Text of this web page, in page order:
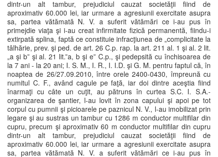
dintr-un alt tambur, prejudiciul cauzat societăţii fiind de
aproximativ 60.000 lei, iar urmare a agresiunii exercitate asupra
sa, partea vătămată N. V. a suferit vătămări ce i-au pus în
primejdie viaţa şi i-au creat infirmitate fizică permanentă, fiindu-i
extirpată splina, faptă ce constituie infracţiunea de „complicitate la
tâlhărie, prev. şi ped. de art. 26 C.p. rap. la art. 211 al. 1 şi al. 2 lit.
„a şi b” şi al. 21 lit.”a, b şi e” C.p., şi pedepsită cu închisoarea de
la 7 ani - la 20 ani; I. S. M., I. R., I. I.D. şi G. M. pentru faptul că, în
noaptea de 26/27.09.2010, între orele 2400-0430, împreună cu
numitul C. F., având cagule pe faţă, iar doi dintre aceştia fiind
înarmaţi cu câte un cuţit, au pătruns în curtea S.C. I. S.A.-
organizarea de şantier, l-au lovit în zona capului şi apoi pe tot
corpul cu pumnii şi picioarele pe paznicul N. V., l-au imobilizat prin
legare şi au sustras un tambur cu 1286 m conductor multifilar din
cupru, precum şi aproximativ 60 m conductor multifilar din cupru
dintr-un alt tambur, prejudiciul cauzat societăţii fiind de
aproximativ 60.000 lei, iar urmare a agresiunii exercitate asupra
sa, partea vătămată N. V. a suferit vătămări ce i-au pus în